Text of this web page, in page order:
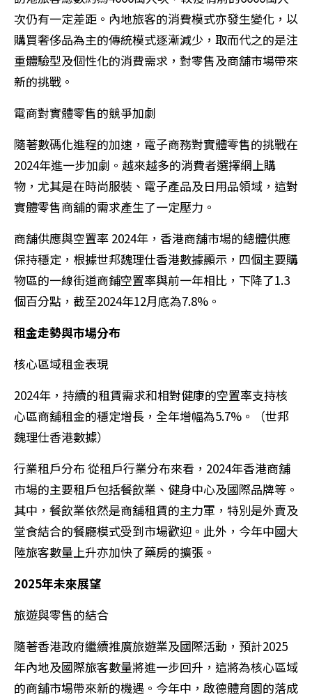
次仍有一定差距。內地旅客的消費模式亦發生變化，以
購買奢侈品為主的傳統模式逐漸減少，取而代之的是注
重體驗型及個性化的消費需求，對零售及商舖市場帶來
新的挑戰。
電商對實體零售的競爭加劇
隨著數碼化進程的加速，電子商務對實體零售的挑戰在
2024年進一步加劇。越來越多的消費者選擇網上購
物，尤其是在時尚服裝、電子產品及日用品領域，這對
實體零售商舖的需求產生了一定壓力。
商舖供應與空置率 2024年，香港商舖市場的總體供應
保持穩定，根據世邦魏理仕香港數據顯示，四個主要購
物區的一線街道商鋪空置率與前一年相比，下降了1.3
個百分點，截至2024年12月底為7.8%。
租金走勢與市場分布
核心區域租金表現
2024年，持續的租賃需求和相對健康的空置率支持核
心區商舖租金的穩定增長，全年增幅為5.7%。（世邦
魏理仕香港數據）
行業租戶分布 從租戶行業分布來看，2024年香港商舖
市場的主要租戶包括餐飲業、健身中心及國際品牌等。
其中，餐飲業依然是商舖租賃的主力軍，特別是外賣及
堂食結合的餐廳模式受到市場歡迎。此外，今年中國大
陸旅客數量上升亦加快了藥房的擴張。
2025年未來展望
旅遊與零售的結合
隨著香港政府繼續推廣旅遊業及國際活動，預計2025
年內地及國際旅客數量將進一步回升，這將為核心區域
的商舖市場帶來新的機遇。今年中，啟德體育園的落成